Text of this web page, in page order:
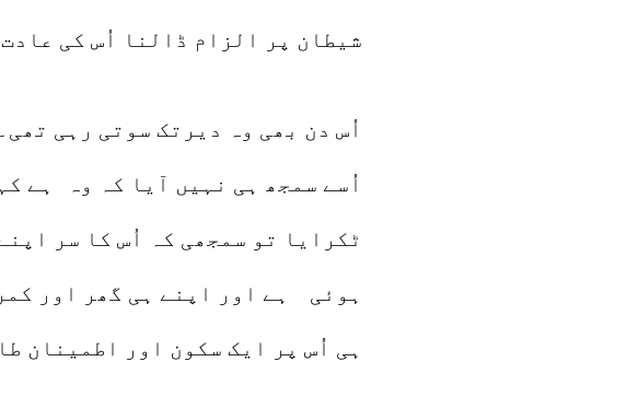
شیطان پر الزام ڈالنا اُس کی
اُس دن بھی وہ دیرتک سوتی رہی
اُسے سمجھ ہی نہیں آیا کہ وہ ہے
ٹکرایا تو سمجھی کہ اُس کا سر
ہوئی ہے اور اپنے ہی گھر اور
ہی اُس پر ایک سکون اور اطمینان